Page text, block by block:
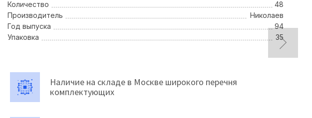
Количество
48
Производитель
Николаев
Год выпуска
94
Упаковка
35
Наличие на складе в Москве широкого перечня
комплектующих